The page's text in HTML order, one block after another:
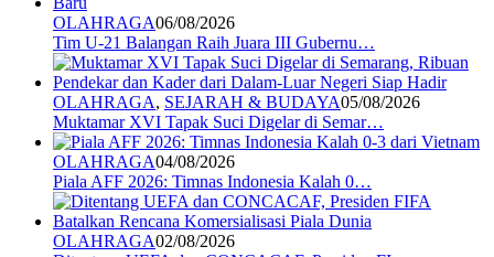
OLAHRAGA06/08/2026
Tim U-21 Balangan Raih Juara III Gubernu…
OLAHRAGA, SEJARAH & BUDAYA05/08/2026
Muktamar XVI Tapak Suci Digelar di Semar…
OLAHRAGA04/08/2026
Piala AFF 2026: Timnas Indonesia Kalah 0…
OLAHRAGA02/08/2026